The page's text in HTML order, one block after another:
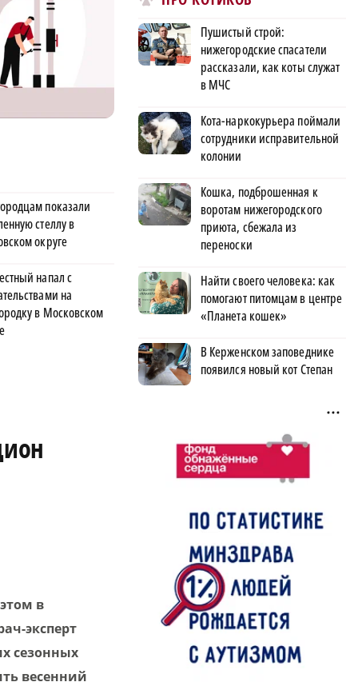
показали
стеллу в
округе
напал с
на
в Московском
в
эксперт
сезонных
весенний
Пушистый строй:
нижегородские спасатели
рассказали, как коты служат
в МЧС
Кота-наркокурьера поймали
сотрудники исправительной
колонии
Кошка, подброшенная к
воротам нижегородского
приюта, сбежала из
переноски
Найти своего человека: как
помогают питомцам в центре
«Планета кошек»
В Керженском заповеднике
появился новый кот Степан